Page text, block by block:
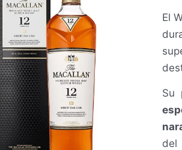
El
Su
del